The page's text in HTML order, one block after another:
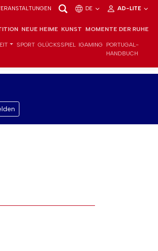
DE AD-LITE
NEUE HEIME KUNST MOMENTE DER RUHE
SPORT GLÜCKSSPIEL IGAMING
PORTUGAL-
HANDBUCH